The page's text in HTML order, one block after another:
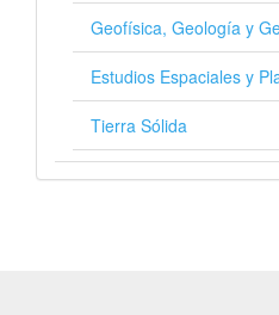
Geofísica, Geología y
Estudios Espaciales y
Tierra Sólida